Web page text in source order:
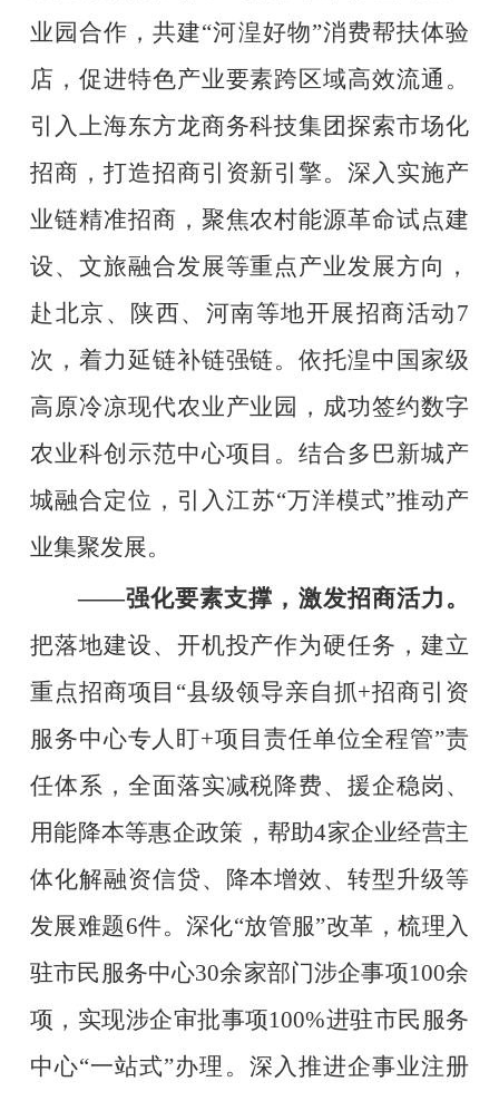
业园合作，共建“河湟好物”消费帮扶体验
店，促进特色产业要素跨区域高效流通。
引入上海东方龙商务科技集团探索市场化
招商，打造招商引资新引擎。深入实施产
业链精准招商，聚焦农村能源革命试点建
设、文旅融合发展等重点产业发展方向，
赴北京、陕西、河南等地开展招商活动7
次，着力延链补链强链。依托湟中国家级
高原冷凉现代农业产业园，成功签约数字
农业科创示范中心项目。结合多巴新城产
城融合定位，引入江苏“万洋模式”推动产
业集聚发展。
——强化要素支撑，激发招商活力。
把落地建设、开机投产作为硬任务，建立
重点招商项目 “县级领导亲自抓+招商引资
服务中心专人盯+项目责任单位全程管”责
任体系，全面落实减税降费、援企稳岗、
用能降本等惠企政策，帮助4家企业经营主
体化解融资信贷、降本增效、转型升级等
发展难题6件。深化“放管服”改革，梳理入
驻市民服务中心30余家部门涉企事项100余
项，实现涉企审批事项100%进驻市民服务
中心“一站式”办理。深入推进企事业注册